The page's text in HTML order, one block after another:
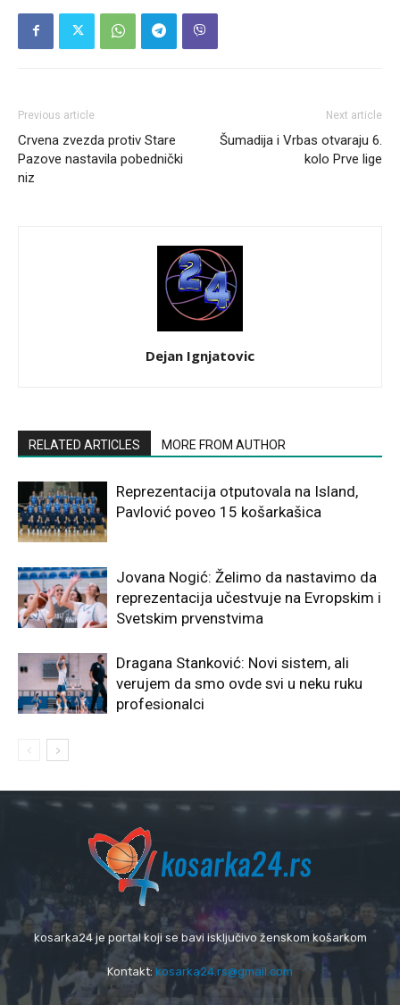
Previous article
Crvena zvezda protiv Stare
Pazove nastavila pobednički
niz
Next article
Šumadija i Vrbas otvaraju 6.
kolo Prve lige
Dejan Ignjatovic
RELATED ARTICLES MORE FROM AUTHOR
Reprezentacija otputovala na Island,
Pavlović poveo 15 košarkašica
Jovana Nogić: Želimo da nastavimo da
reprezentacija učestvuje na Evropskim i
Svetskim prvenstvima
Dragana Stanković: Novi sistem, ali
verujem da smo ovde svi u neku ruku
profesionalci
kosarka24 je portal koji se bavi isključivo ženskom košarkom
Kontakt: kosarka24.rs@gmail.com